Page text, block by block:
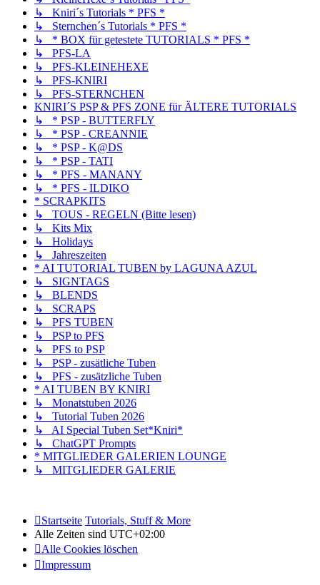
↳ Kniri´s Tutorials * PFS *
↳ Sternchen´s Tutorials * PFS *
↳ * BOX für getestete TUTORIALS * PFS *
↳ PFS-LA
↳ PFS-KLEINEHEXE
↳ PFS-KNIRI
↳ PFS-STERNCHEN
KNIRI´S PSP & PFS ZONE für ÄLTERE TUTORIALS
↳ * PSP - BUTTERFLY
↳ * PSP - CREANNIE
↳ * PSP - K@DS
↳ * PSP - TATI
↳ * PFS - MANANY
↳ * PFS - ILDIKO
* SCRAPKITS
↳ TOUS - REGELN (Bitte lesen)
↳ Kits Mix
↳ Holidays
↳ Jahreszeiten
* AI TUTORIAL TUBEN by LAGUNA AZUL
↳ SIGNTAGS
↳ BLENDS
↳ SCRAPS
↳ PFS TUBEN
↳ PSP to PFS
↳ PFS to PSP
↳ PSP - zusätliche Tuben
↳ PFS - zusätzliche Tuben
* AI TUBEN BY KNIRI
↳ Monatstuben 2026
↳ Tutorial Tuben 2026
↳ AI Special Tuben Set*Kniri*
↳ ChatGPT Prompts
* MITGLIEDER GALERIEN LOUNGE
↳ MITGLIEDER GALERIE
Startseite Tutorials, Stuff & More
Alle Zeiten sind UTC+02:00
Alle Cookies löschen
Impressum